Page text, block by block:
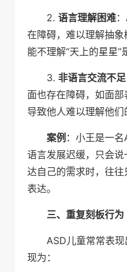
2. 语言理解困难
在障碍，难以理解抽
能不理解“天上的星星”
3. 非语言交流不足
面也存在障碍，如面
导致他人难以理解他们
案例 ：小王是一
语言发展迟缓，只会
达自己的需求时，往
表达。
三、重复刻板行为
ASD儿童常常表
现为：